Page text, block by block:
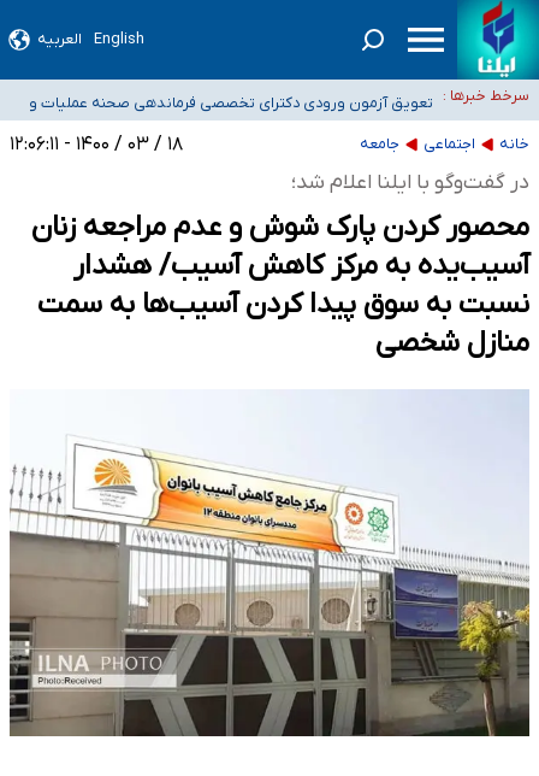
English العربیه
سرخط خبرها :
۴۰ تا ۵۰ روز گرمای نسبی در پیش داریم/ دمای تهران به ۳۸ درجه می‌رسد
هستیم، اما هنوز پاسخ مشخصی نگرفته‌ایم
تعویق آزمون ورودی دکترای تخصصی فرماندهی صحنه عملیات و
آخرین وضعیت شیوع عفونت‌های تنفسی در کشور/ خوزستان و کرمان بالاتر از
آستانه هشدار
خانه اجتماعی جامعه ۱۸ / ۰۳ / ۱۴۰۰ - ۱۲:۰۶:۱۱
در گفت‌وگو با ایلنا اعلام شد؛
محصور کردن پارک شوش و عدم مراجعه زنان
آسیب‌یده به مرکز کاهش آسیب/ هشدار
نسبت به سوق پیدا کردن آسیب‌ها به سمت
منازل شخصی